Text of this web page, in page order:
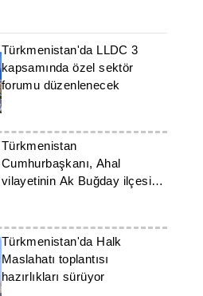
Türkmenistan'da LLDC 3
kapsamında özel sektör
forumu düzenlenecek
Türkmenistan
Cumhurbaşkanı, Ahal
vilayetinin Ak Buğday ilçesine
Türkmenistan'da Halk
Maslahatı toplantısı
hazırlıkları sürüyor